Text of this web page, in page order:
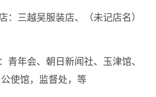
：三越吴服装店、（未记店名）
青年会、朝日新闻社、玉津馆、
使馆，监督处，等